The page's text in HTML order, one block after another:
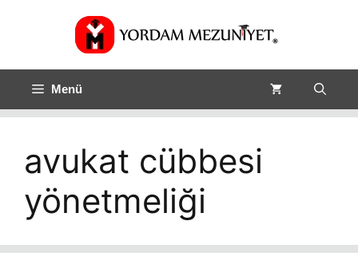
Menü
avukat cübbesi
yönetmeliği